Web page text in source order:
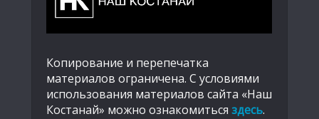
Копирование и перепечатка
материалов ограничена. С условиями
использования материалов сайта «Наш
Костанай» можно ознакомиться здесь.